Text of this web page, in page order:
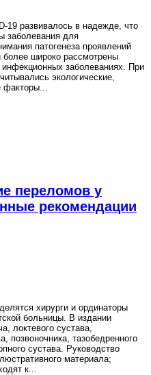
19 развивалось в надежде, что
заболевания для
патогенеза проявлений
широко рассмотрены
заболеваниях. При
экологические,
факторы
переломов у
рекомендации
хирурги и ординаторы
больницы. В издании
локтевого сустава,
позвоночника, тазобедренного
сустава. Руководство
материала;
к